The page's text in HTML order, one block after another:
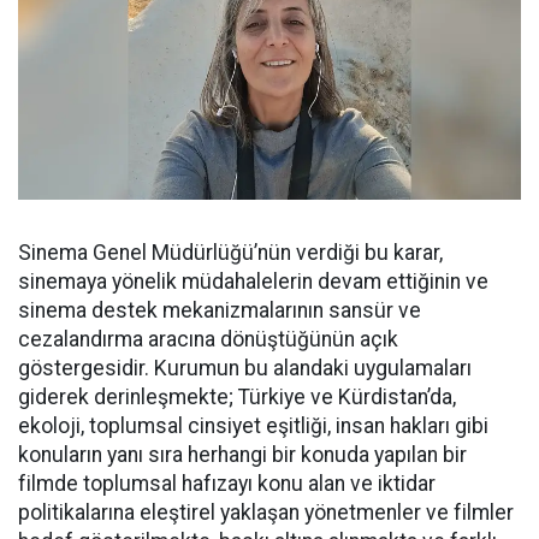
Sinema Genel Müdürlüğü’nün verdiği bu karar,
sinemaya yönelik müdahalelerin devam ettiğinin ve
sinema destek mekanizmalarının sansür ve
cezalandırma aracına dönüştüğünün açık
göstergesidir. Kurumun bu alandaki uygulamaları
giderek derinleşmekte; Türkiye ve Kürdistan’da,
ekoloji, toplumsal cinsiyet eşitliği, insan hakları gibi
konuların yanı sıra herhangi bir konuda yapılan bir
filmde toplumsal hafızayı konu alan ve iktidar
politikalarına eleştirel yaklaşan yönetmenler ve filmler